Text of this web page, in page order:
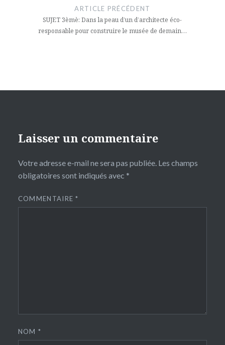
l’article
ARTICLE PRÉCÉDENT
SUJET 3èmè: Dans la peau d’un d’architecte éco-
responsable pour construire le musée de demain…
Laisser un commentaire
Votre adresse e-mail ne sera pas publiée. Les champs
obligatoires sont indiqués avec *
COMMENTAIRE*
NOM*